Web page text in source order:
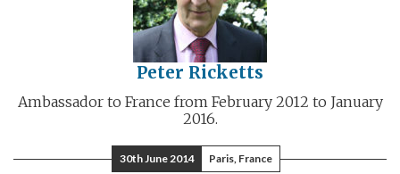
Peter Ricketts
Ambassador to France from February 2012 to January
2016.
30th June 2014 Paris, France